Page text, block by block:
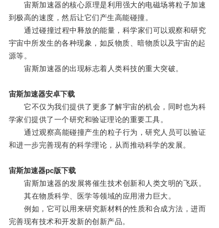
宙斯加速器的核心原理是利用强大的电磁场将粒子加速
到极高的速度，然后让它们产生高能碰撞。
通过碰撞过程中释放的能量，科学家们可以观察和研究
宇宙中所发生的各种现象，如反物质、暗物质以及宇宙的起
源等。
宙斯加速器的出现标志着人类科技的重大突破。
宙斯加速器安卓下载
它不仅为我们提供了更多了解宇宙的机会，同时也为科
学家们提供了一个研究和验证理论的重要工具。
通过观察高能碰撞产生的粒子行为，研究人员可以验证
和进一步完善现有的科学理论，从而推动科学的发展。
宙斯加速器pc版下载
宙斯加速器的发展将催生技术创新和人类文明的飞跃。
其在物质科学、医学等领域的应用潜力巨大。
例如，它可以用来研究新材料的性质和合成方法，进而
完善现有技术和开发新的创新产品。